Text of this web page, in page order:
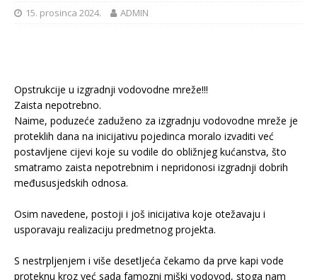
15. prosinca 2024. ADMIN
Opstrukcije u izgradnji vodovodne mreže!!!
Zaista nepotrebno.
Naime, poduzeće zaduženo za izgradnju vodovodne mreže je
proteklih dana na inicijativu pojedinca moralo izvaditi već
postavljene cijevi koje su vodile do obližnjeg kućanstva, što
smatramo zaista nepotrebnim i nepridonosi izgradnji dobrih
međususjedskih odnosa.
Osim navedene, postoji i još inicijativa koje otežavaju i
usporavaju realizaciju predmetnog projekta.
S nestrpljenjem i više desetljeća čekamo da prve kapi vode
proteknu kroz već sada famozni miški vodovod, stoga nam